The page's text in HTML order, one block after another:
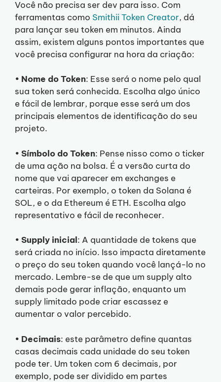
Você não precisa ser dev para isso. Com
ferramentas como Smithii Token Creator, dá
para lançar seu token em minutos. Ainda
assim, existem alguns pontos importantes que
você precisa configurar na hora da criação:
• Nome do Token: Esse será o nome pelo qual
sua token será conhecida. Escolha algo único
e fácil de lembrar, porque esse será um dos
principais elementos de identificação do seu
projeto.
• Símbolo do Token: Pense nisso como o ticker
de uma ação na bolsa. É a versão curta do
nome que vai aparecer em exchanges e
carteiras. Por exemplo, o token da Solana é
SOL, e o da Ethereum é ETH. Escolha algo
representativo e fácil de reconhecer.
• Supply inicial: A quantidade de tokens que
será criada no início. Isso impacta diretamente
o preço do seu token quando você lançá-lo no
mercado. Lembre-se de que um supply alto
demais pode gerar inflação, enquanto um
supply limitado pode criar escassez e
aumentar o valor percebido.
• Decimais: este parâmetro define quantas
casas decimais cada unidade do seu token
pode ter. Um token com 6 decimais, por
exemplo, pode ser dividido em partes